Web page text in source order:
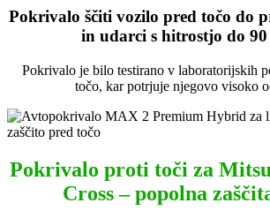
Pokrivalo ščiti vozilo pred točo do
in udarci s hitrostjo do
Pokrivalo je bilo testirano v laboratorijskih
točo, kar potrjuje njegovo visoko
Pokrivalo proti toči za
Cross – popolna